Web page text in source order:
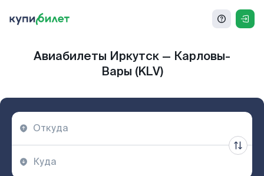
Авиабилеты Иркутск — Карловы-
Вары (KLV)